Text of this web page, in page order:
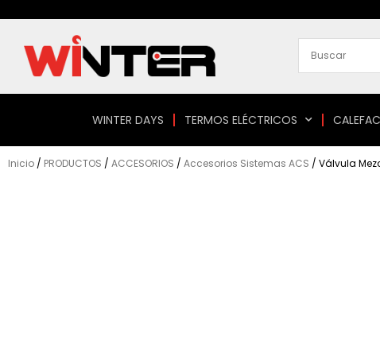
contenido
WINTER DAYS TERMOS ELÉCTRICOS
Inicio / PRODUCTOS / ACCESORIOS / Accesorios Sistemas ACS / Válvula